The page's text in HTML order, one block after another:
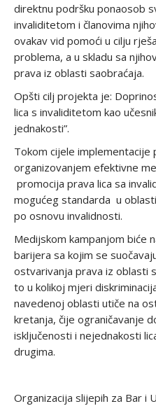
direktnu podršku ponaosob
invaliditetom i članovima
ovakav vid pomoći u cilju
problema, a u skladu sa
prava iz oblasti saobraćaja.
Opšti cilj projekta je:
lica s invaliditetom kao
jednakosti”.
Tokom cijele
organizovanjem efektivne
promocija prava lica sa
mogućeg standarda u
po osnovu invalidnosti.
Medijskom kampanjom biće
barijera sa kojim se
ostvarivanja prava iz oblasti
to u kolikoj mjeri
navedenoj oblasti utiče na
kretanja, čije ograničavanje
isključenosti i nejednakosti
drugima.
Organizacija slijepih za Bar i